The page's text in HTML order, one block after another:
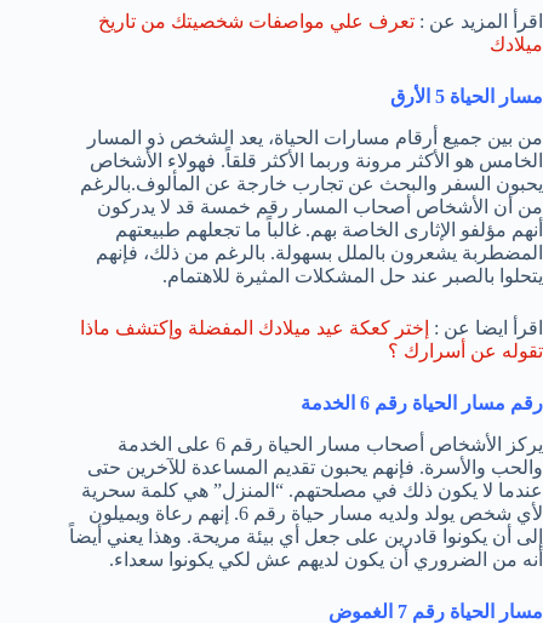
اقرأ المزيد عن : تعرف علي مواصفات شخصيتك من تاريخ
ميلادك
مسار الحياة 5 الأرق
من بين جميع أرقام مسارات الحياة، يعد الشخص ذو المسار
الخامس هو الأكثر مرونة وربما الأكثر قلقاً. فهولاء الأشخاص
يحبون السفر والبحث عن تجارب خارجة عن المألوف.بالرغم
من أن الأشخاص أصحاب المسار رقم خمسة قد لا يدركون
أنهم مؤلفو الإثارى الخاصة بهم. غالباً ما تجعلهم طبيعتهم
المضطربة يشعرون بالملل بسهولة. بالرغم من ذلك، فإنهم
يتحلوا بالصبر عند حل المشكلات المثيرة للاهتمام.
اقرأ ايضا عن : إختر كعكة عيد ميلادك المفضلة وإكتشف ماذا
تقوله عن أسرارك ؟
رقم مسار الحياة رقم 6 الخدمة
يركز الأشخاص أصحاب مسار الحياة رقم 6 على الخدمة
والحب والأسرة. فإنهم يحبون تقديم المساعدة للآخرين حتى
عندما لا يكون ذلك في مصلحتهم. “المنزل” هي كلمة سحرية
لأي شخص يولد ولديه مسار حياة رقم 6. إنهم رعاة ويميلون
إلى أن يكونوا قادرين على جعل أي بيئة مريحة. وهذا يعني أيضاً
أنه من الضروري أن يكون لديهم عش لكي يكونوا سعداء.
مسار الحياة رقم 7 الغموض